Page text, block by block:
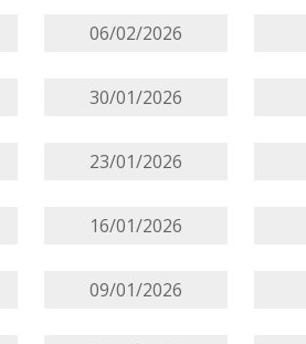
06/02/2026
30/01/2026
23/01/2026
16/01/2026
09/01/2026